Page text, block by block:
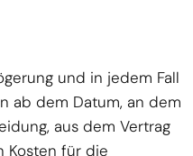
und in jedem Fall
ab dem Datum, an dem
aus dem Vertrag
Kosten für die